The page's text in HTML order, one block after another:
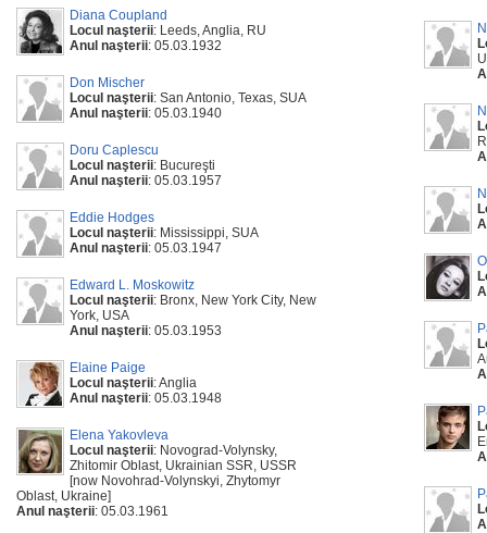
Diana Coupland
Locul naşterii: Leeds, Anglia, RU
Anul naşterii: 05.03.1932
Don Mischer
Locul naşterii: San Antonio, Texas, SUA
Anul naşterii: 05.03.1940
Doru Caplescu
Locul naşterii: Bucureşti
Anul naşterii: 05.03.1957
Eddie Hodges
Locul naşterii: Mississippi, SUA
Anul naşterii: 05.03.1947
Edward L. Moskowitz
Locul naşterii: Bronx, New York City, New
York, USA
Anul naşterii: 05.03.1953
Elaine Paige
Locul naşterii: Anglia
Anul naşterii: 05.03.1948
Elena Yakovleva
Locul naşterii: Novograd-Volynsky,
Zhitomir Oblast, Ukrainian SSR, USSR
[now Novohrad-Volynskyi, Zhytomyr
Oblast, Ukraine]
Anul naşterii: 05.03.1961